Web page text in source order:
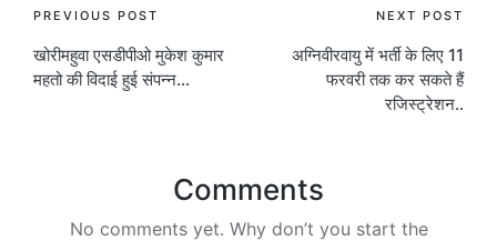
Post
navigation
PREVIOUS POST
खोरीमहुवा एसडीपीओ मुकेश कुमार
महतो की विदाई हुई संपन्न…
NEXT POST
अग्निवीरवायु में भर्ती के लिए 11
फरवरी तक कर सकते हैं
रजिस्ट्रेशन..
Comments
No comments yet. Why don’t you start the